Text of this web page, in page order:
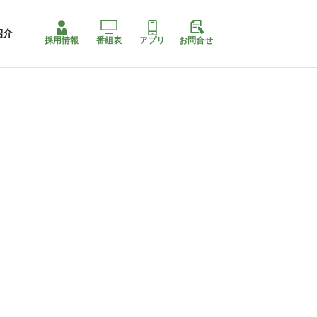
介
採用情報 番組表 アプリ お問合せ